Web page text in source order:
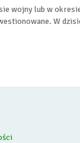
wojny lub w
W